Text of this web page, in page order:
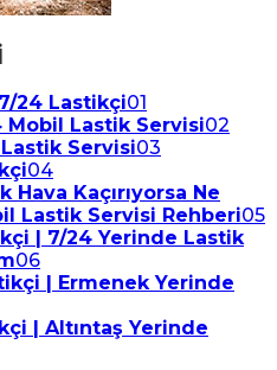
24 Lastikçi01
Mobil Lastik Servisi02
Servisi03
04
Hava Kaçırıyorsa Ne
Lastik Servisi Rehberi05
| 7/24 Yerinde Lastik
06
| Ermenek Yerinde
| Altıntaş Yerinde